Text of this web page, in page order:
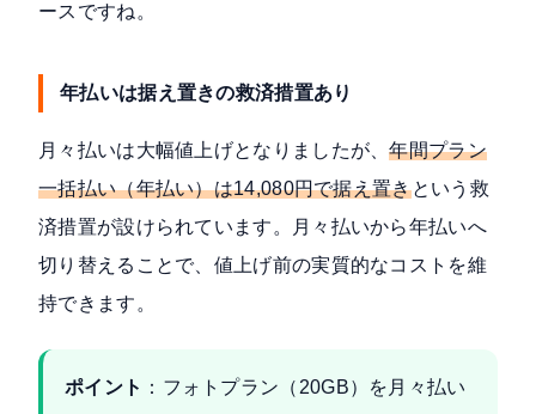
ースですね。
年払いは据え置きの救済措置あり
月々払いは大幅値上げとなりましたが、年間プラン
一括払い（年払い）は14,080円で据え置きという救
済措置が設けられています。月々払いから年払いへ
切り替えることで、値上げ前の実質的なコストを維
持できます。
ポイント ：フォトプラン（20GB）を月々払い